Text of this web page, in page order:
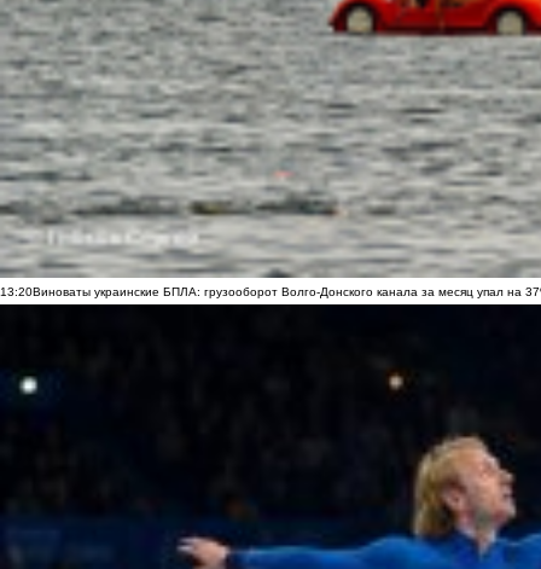
13:20Виноваты украинские БПЛА: грузооборот Волго-Донского канала за месяц упал на